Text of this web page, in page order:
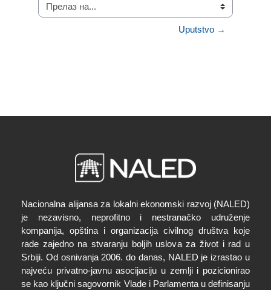
Прелаз на...
Uputstvo →
Nacionalna alijansa za lokalni ekonomski razvoj (NALED)
je nezavisno, neprofitno i nestranačko udruženje
kompanija, opština i organizacija civilnog društva koje
rade zajedno na stvaranju boljih uslova za život i rad u
Srbiji. Od osnivanja 2006. do danas, NALED je izrastao u
najveću privatno-javnu asocijaciju u zemlji i pozicionirao
se kao ključni sagovornik Vlade i Parlamenta u definisanju